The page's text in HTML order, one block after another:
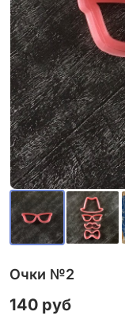
Очки №2
140 руб